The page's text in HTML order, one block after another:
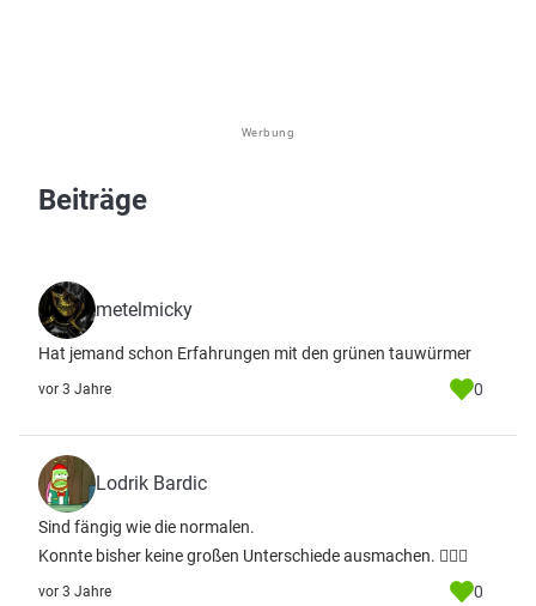
Werbung
Beiträge
metelmicky
Hat jemand schon Erfahrungen mit den grünen tauwürmer
vor 3 Jahre 0
Lodrik Bardic
Sind fängig wie die normalen.
Konnte bisher keine großen Unterschiede ausmachen. 🤷🏻‍♂️
vor 3 Jahre 0